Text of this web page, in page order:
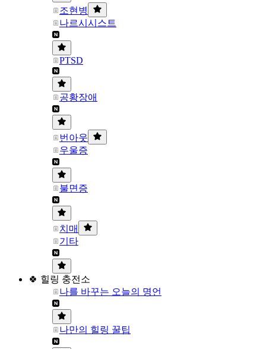
조현병
나르시시스트
PTSD
공황장애
번아웃
우울증
불면증
치매
기타
🍀 힐링 충전소
나를 바꾸는 오늘의 명언
나만의 힐링 꿀팁